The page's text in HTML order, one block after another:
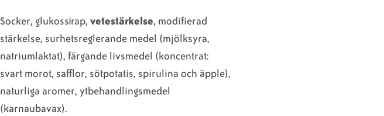
Socker, glukossirap,vetestärkelse, modifierad
stärkelse, surhetsreglerande medel (mjölksyra,
natriumlaktat), färgande livsmedel (koncentrat:
svart morot, safflor, sötpotatis, spirulina och äpple),
naturliga aromer, ytbehandlingsmedel
(karnaubavax).